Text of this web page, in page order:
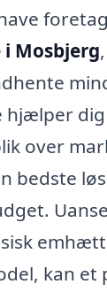
Mosbjerg
hjælper
over
bedste
kan et